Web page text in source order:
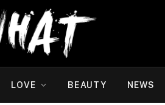
LOVE BEAUTY NEWS